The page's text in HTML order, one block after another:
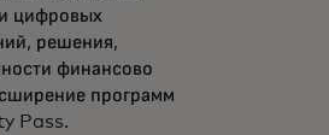
цифровых
решения,
финансово
программ
Pass.